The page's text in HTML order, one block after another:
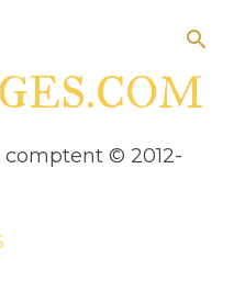
comptent © 2012-